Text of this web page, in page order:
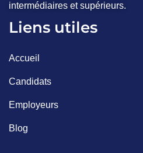
intermédiaires et supérieurs.
Liens utiles
Accueil
Candidats
Employeurs
Blog